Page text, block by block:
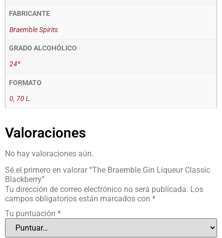
FABRICANTE
Braemble Spirits
GRADO ALCOHÓLICO
24º
FORMATO
0, 70 L.
Valoraciones
No hay valoraciones aún.
Sé el primero en valorar “The Braemble Gin Liqueur Classic
Blackberry”
Tu dirección de correo electrónico no será publicada. Los
campos obligatorios están marcados con *
Tu puntuación *